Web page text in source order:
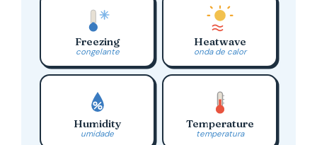
Freezing
congelante
Heatwave
onda de calor
Humidity
umidade
Temperature
temperatura